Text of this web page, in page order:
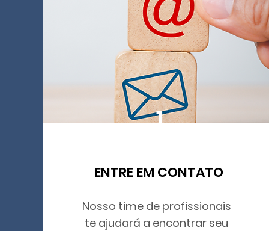
1
ENTRE EM CONTATO
Nosso time de profissionais
te ajudará a encontrar seu